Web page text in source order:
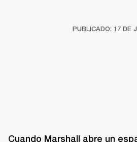
PUBLICADO: 17 DE
Cuando Marshall abre un